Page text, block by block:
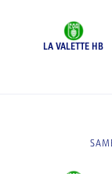
LA VALETTE HB